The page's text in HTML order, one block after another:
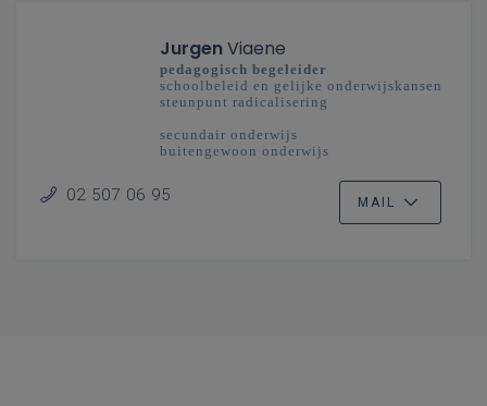
JurgenViaene
pedagogisch begeleider
schoolbeleid en gelijke onderwijskansen
steunpunt radicalisering
secundair onderwijs
buitengewoon onderwijs
02 507 06 95 MAIL